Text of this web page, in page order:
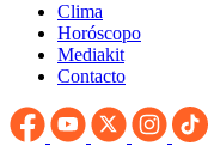
Clima
Horóscopo
Mediakit
Contacto